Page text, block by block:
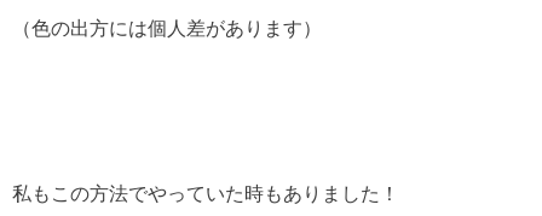
（色の出方には個人差があります）
私もこの方法でやっていた時もありました！